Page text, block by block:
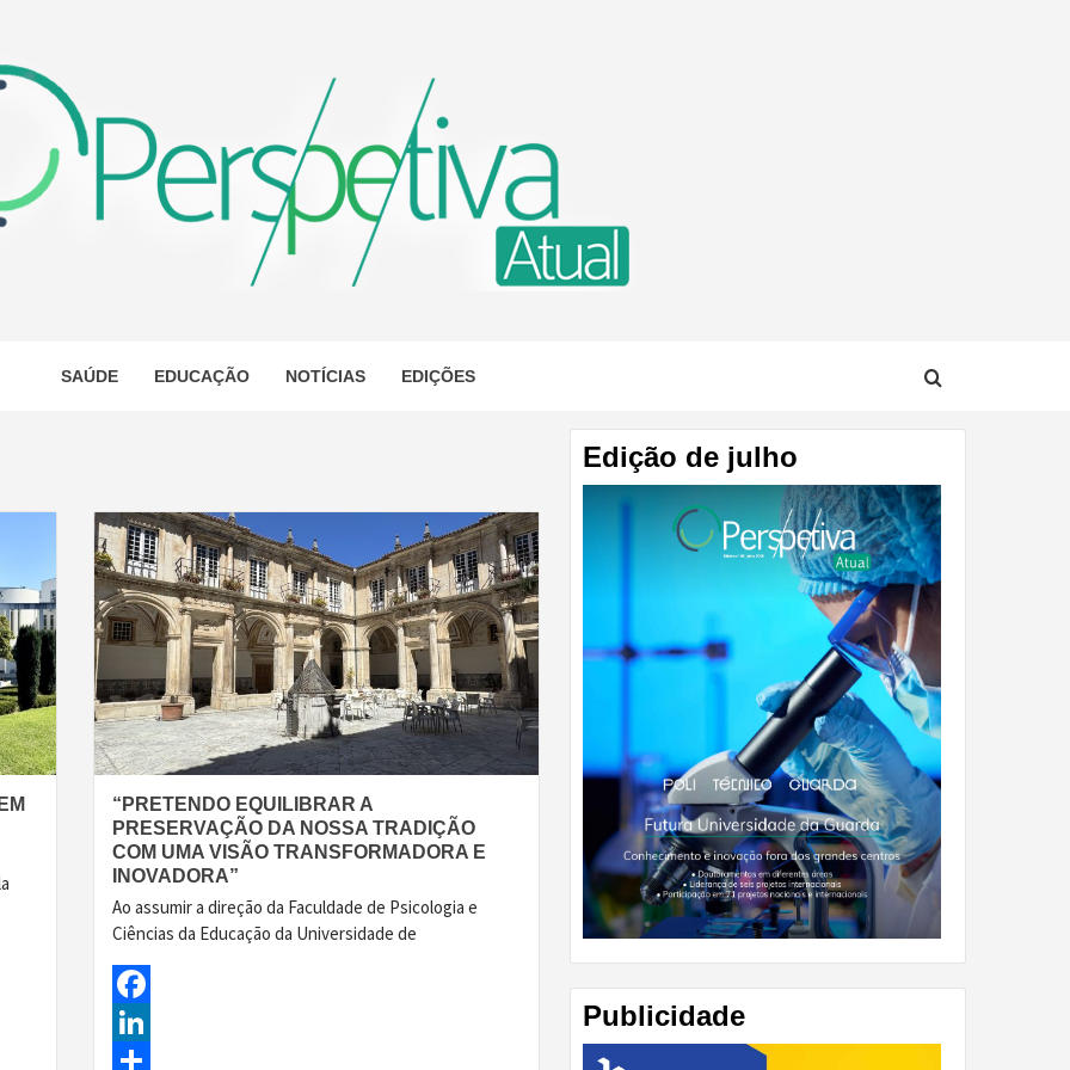
ATUAL
SAÚDE EDUCAÇÃO NOTÍCIAS EDIÇÕES
“PRETENDO EQUILIBRAR A
PRESERVAÇÃO DA NOSSA TRADIÇÃO
COM UMA VISÃO TRANSFORMADORA E
INOVADORA”
Ao assumir a direção da Faculdade de Psicologia e
Ciências da Educação da Universidade de
Facebook
LinkedIn
Edição de julho
Publicidade